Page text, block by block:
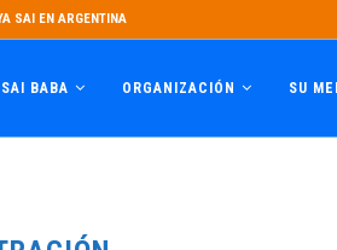
SAI EN ARGENTINA
BABA ORGANIZACIÓN SU